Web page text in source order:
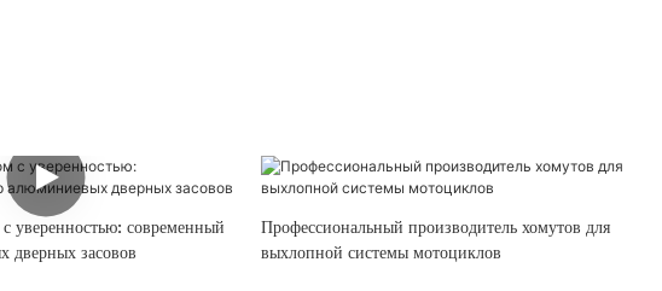
уверенностью: современный
дверных засовов
Профессиональный производитель хомутов для
выхлопной системы мотоциклов